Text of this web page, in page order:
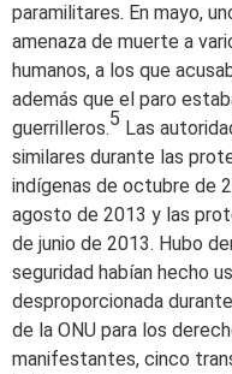
paramilitares. En mayo,
amenaza de muerte a
humanos, a los que
además que el paro
guerrilleros.5 Las
similares durante las
indígenas de octubre de
agosto de 2013 y las
de junio de 2013. Hubo
seguridad habían hecho
desproporcionada
de la ONU para los
manifestantes, cinco